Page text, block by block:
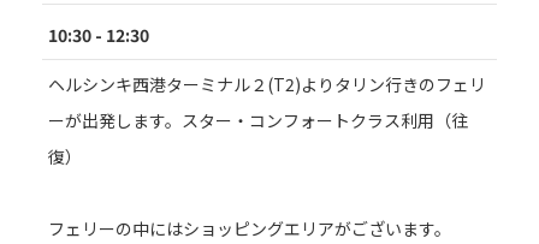
10:30 - 12:30
ヘルシンキ西港ターミナル２(T2)よりタリン行きのフェリ
ーが出発します。スター・コンフォートクラス利用（往
復）
フェリーの中にはショッピングエリアがございます。